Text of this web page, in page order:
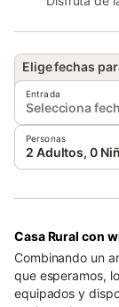
Elige fechas
Entrada
Selecciona
Personas
2 Adultos, 0
Casa Rural con
Combinando un
que esperamos,
equipados y